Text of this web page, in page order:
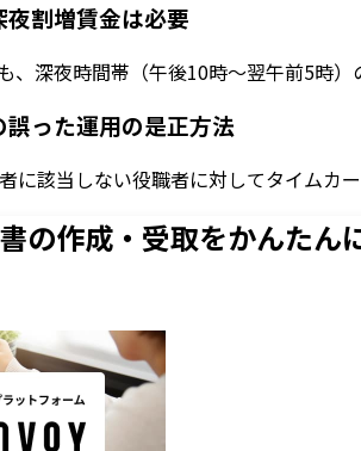
割増賃金は必要
、深夜時間帯（午後10時〜翌午前5時
った運用の是正方法
に該当しない役職者に対してタイムカ
の作成・ 受取をかんたん